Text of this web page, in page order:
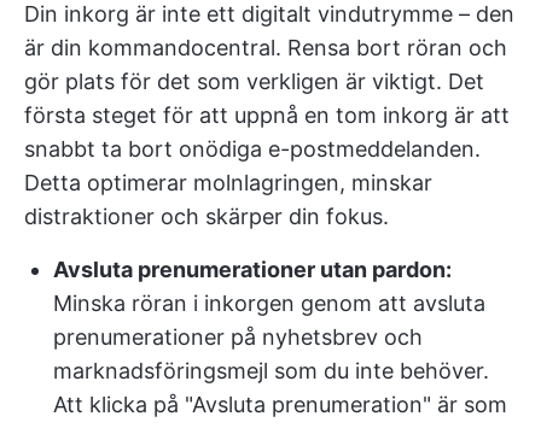
Din inkorg är inte ett digitalt vindutrymme – den
är din kommandocentral. Rensa bort röran och
gör plats för det som verkligen är viktigt. Det
första steget för att uppnå en tom inkorg är att
snabbt ta bort onödiga e-postmeddelanden.
Detta optimerar molnlagringen, minskar
distraktioner och skärper din fokus.
Avsluta prenumerationer utan pardon:
Minska röran i inkorgen genom att avsluta
prenumerationer på nyhetsbrev och
marknadsföringsmejl som du inte behöver.
Att klicka på "Avsluta prenumeration" är som